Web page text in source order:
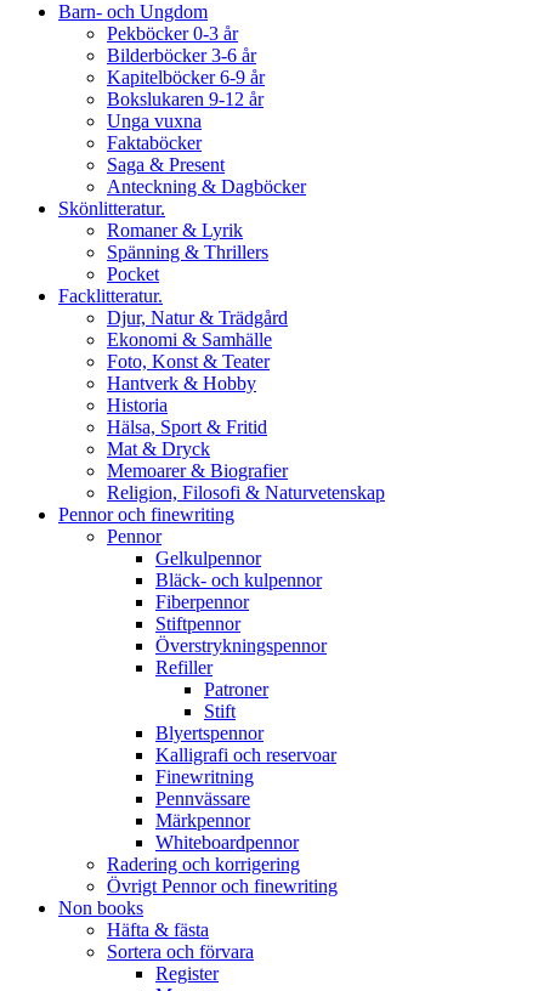
Barn- och Ungdom
Pekböcker 0-3 år
Bilderböcker 3-6 år
Kapitelböcker 6-9 år
Bokslukaren 9-12 år
Unga vuxna
Faktaböcker
Saga & Present
Anteckning & Dagböcker
Skönlitteratur.
Romaner & Lyrik
Spänning & Thrillers
Pocket
Facklitteratur.
Djur, Natur & Trädgård
Ekonomi & Samhälle
Foto, Konst & Teater
Hantverk & Hobby
Historia
Hälsa, Sport & Fritid
Mat & Dryck
Memoarer & Biografier
Religion, Filosofi & Naturvetenskap
Pennor och finewriting
Pennor
Gelkulpennor
Bläck- och kulpennor
Fiberpennor
Stiftpennor
Överstrykningspennor
Refiller
Patroner
Stift
Blyertspennor
Kalligrafi och reservoar
Finewritning
Pennvässare
Märkpennor
Whiteboardpennor
Radering och korrigering
Övrigt Pennor och finewriting
Non books
Häfta & fästa
Sortera och förvara
Register